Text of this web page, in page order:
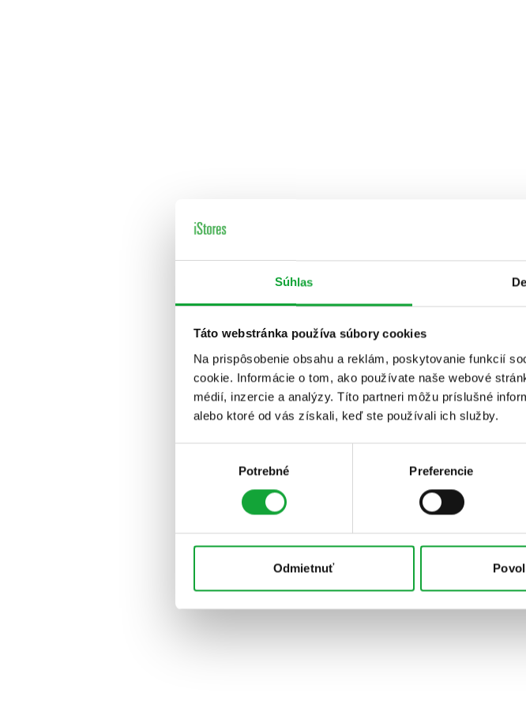
Súhlas
Táto webstránka používa súbory cookies
Na prispôsobenie obsahu a reklám, poskytovanie funkcií
cookie. Informácie o tom, ako používate naše webové
médií, inzercie a analýzy. Títo partneri môžu príslušné
alebo ktoré od vás získali, keď ste používali ich služby.
Potrebné Preferencie
Odmietnuť